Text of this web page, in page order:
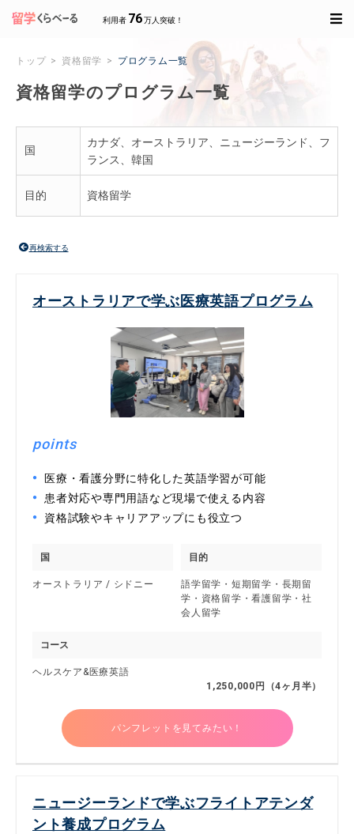
利用者 76万人突破！
トップ 資格留学 プログラム一覧
資格留学のプログラム一覧
国
カナダ、オーストラリア、ニュージーランド、フ
ランス、韓国
目的 資格留学
再検索する
オーストラリアで学ぶ医療英語プログラム
points
医療・看護分野に特化した英語学習が可能
患者対応や専門用語など現場で使える内容
資格試験やキャリアアップにも役立つ
国
オーストラリア / シドニー
目的
語学留学・短期留学・長期留
学・資格留学・看護留学・社
会人留学
コース
ヘルスケア&医療英語
1,250,000円（4ヶ月半）
パンフレットを見てみたい！
ニュージーランドで学ぶフライトアテンダ
ント養成プログラム